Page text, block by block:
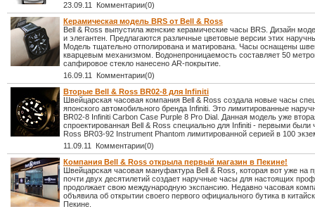
23.09.11 Комментарии(0)
Керамическая модель BRS от Bell & Ross
Bell & Ross выпустила женские керамические часы BRS. Дизайн
и элегантен. Предлагаются различные цветовые версии этих
Модель тщательно отполирована и матирована. Часы оснащены
кварцевым механизмом. Водонепроницаемость составляет 50
сапфировое стекло нанесено AR-покрытие.
16.09.11 Комментарии(0)
Вторые Bell & Ross BR02-8 для Infiniti
Швейцарская часовая компания Bell & Ross создала новые часы
японского автомобильного бренда Infiniti. Это лимитированные
BR02-8 Infiniti Carbon Case Purple 8 Pro Dial. Данная модель уже
спроектированная Bell & Ross специально для Infiniti - первыми были
Ross BR03-92 Instrument Phantom лимитированной серией в 100
11.09.11 Комментарии(0)
Компания Bell & Ross открыла первый магазин в Пекине!
Швейцарская часовая мануфактура Bell & Ross, которая вот уже на
почти двух десятилетий создает наручные часы для настоящих
продолжает свою международную экспансию. Недавно часовая
объявила об открытии своего первого официального бутика в
Пекине.